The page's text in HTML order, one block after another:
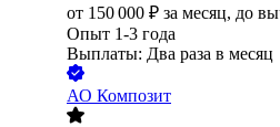
от 150 000 ₽ за месяц, до
Опыт 1-3 года
Выплаты: Два раза в месяц
АО Композит